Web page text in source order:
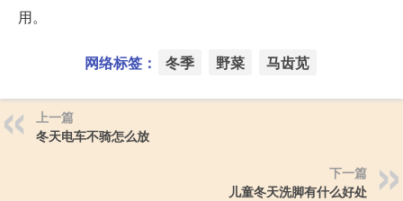
用。
网络标签： 冬季 野菜 马齿苋
上一篇
冬天电车不骑怎么放
下一篇
儿童冬天洗脚有什么好处